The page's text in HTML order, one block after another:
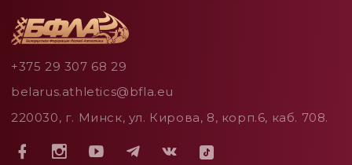
+375 29 307 68 29
belarus.athletics@bfla.eu
220030, г. Минск, ул. Кирова, 8, корп.6, каб. 708.